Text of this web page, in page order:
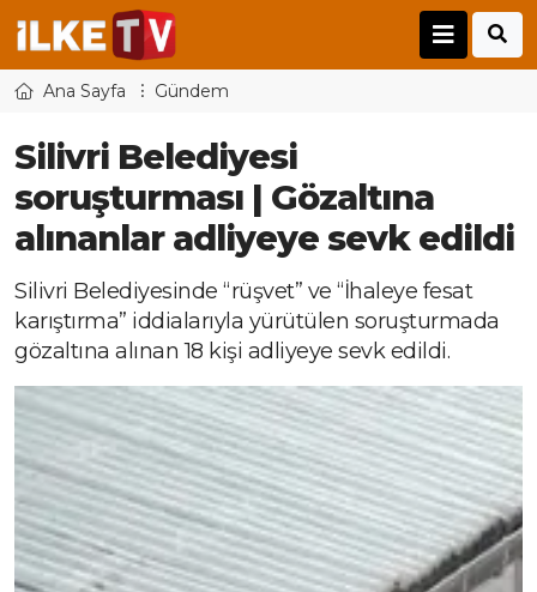
Ana Sayfa Gündem
Silivri Belediyesi
soruşturması | Gözaltına
alınanlar adliyeye sevk edildi
Silivri Belediyesinde “rüşvet” ve “İhaleye fesat
karıştırma” iddialarıyla yürütülen soruşturmada
gözaltına alınan 18 kişi adliyeye sevk edildi.